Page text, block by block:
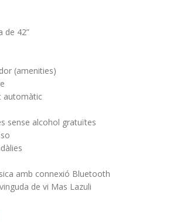
de 42”
(amenities)
automàtic
sense alcohol gratuïtes
amb connexió Bluetooth
de vi Mas Lazuli